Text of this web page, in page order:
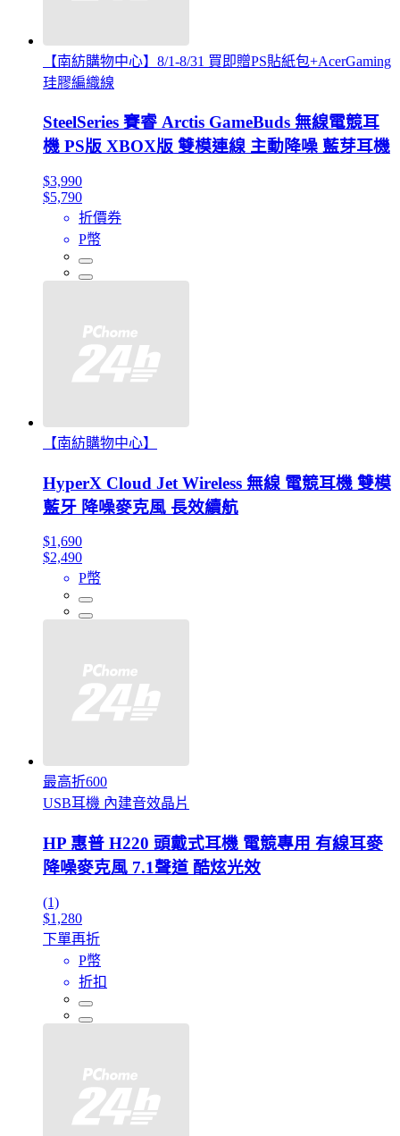
【南紡購物中心】8/1-8/31 買即贈PS貼紙包+AcerGaming
珪膠編織線
SteelSeries 賽睿 Arctis GameBuds 無線電競耳
機 PS版 XBOX版 雙模連線 主動降噪 藍芽耳機
$3,990
$5,790
折價券
P幣
【南紡購物中心】
HyperX Cloud Jet Wireless 無線 電競耳機 雙模
藍牙 降噪麥克風 長效續航
$1,690
$2,490
P幣
最高折600
USB耳機 內建音效晶片
HP 惠普 H220 頭戴式耳機 電競專用 有線耳麥
降噪麥克風 7.1聲道 酷炫光效
(1)
$1,280
下單再折
P幣
折扣